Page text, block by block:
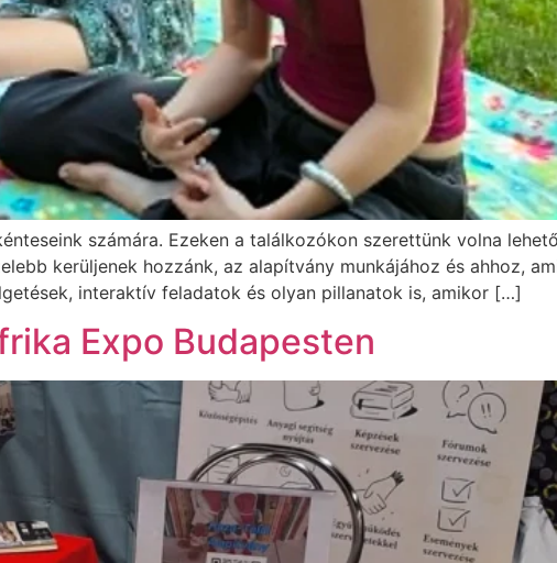
számára. Ezeken a találkozókon szerettünk volna
kerüljenek hozzánk, az alapítvány munkájához és ahhoz,
interaktív feladatok és olyan pillanatok is, amikor […]
Expo Budapesten